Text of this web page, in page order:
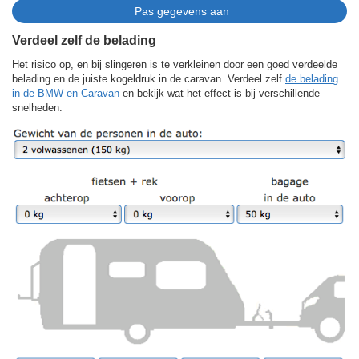
Verdeel zelf de belading
Het risico op, en bij slingeren is te verkleinen door een goed verdeelde
belading en de juiste kogeldruk in de caravan. Verdeel zelf de belading
in de BMW en Caravan en bekijk wat het effect is bij verschillende
snelheden.